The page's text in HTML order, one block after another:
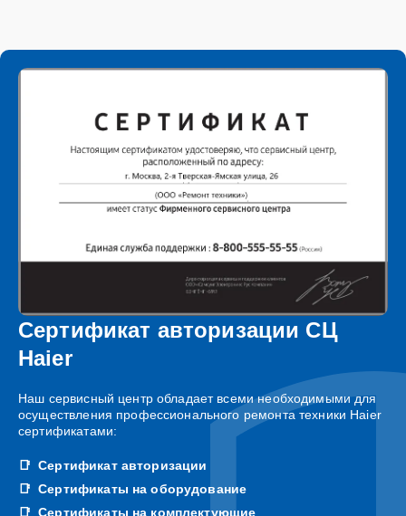
Сертификат авторизации СЦ
Haier
Наш сервисный центр обладает всеми необходимыми для
осуществления профессионального ремонта техники Haier
сертификатами:
Сертификат авторизации
Сертификаты на оборудование
Сертификаты на комплектующие